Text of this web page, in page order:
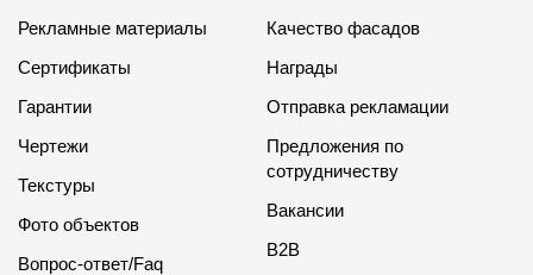
Рекламные материалы
Сертификаты
Гарантии
Чертежи
Текстуры
Фото объектов
Вопрос-ответ/Faq
Качество фасадов
Награды
Отправка рекламации
Предложения по
сотрудничеству
Вакансии
B2B